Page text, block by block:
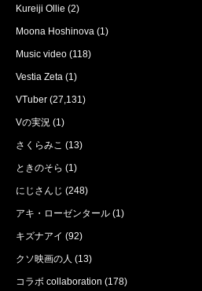
Kureiji Ollie (2)
Moona Hoshinova (1)
Music video (118)
Vestia Zeta (1)
VTuber (27,131)
Vの実況 (1)
さくらみこ (13)
ときのそら (1)
にじさんじ (248)
アキ・ローゼンタール (1)
キズナアイ (92)
クソ映画の人 (13)
コラボ collaboration (178)